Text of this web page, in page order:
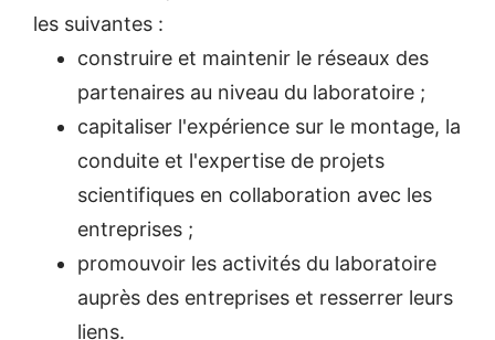
les suivantes :
construire et maintenir le réseaux des
partenaires au niveau du laboratoire ;
capitaliser l'expérience sur le montage, la
conduite et l'expertise de projets
scientifiques en collaboration avec les
entreprises ;
promouvoir les activités du laboratoire
auprès des entreprises et resserrer leurs
liens.